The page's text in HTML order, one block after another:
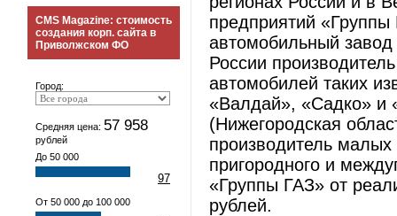
CMS Magazine: стоимость
создания корп. сайта в
Приволжском ФО
Город:
Средняя цена: 57 958
рублей
До 50 000
97
От 50 000 до 100 000
предприятий
автомобильный
России
автомобилей таких
«Валдай», «Садко» и
(Нижегородская
производитель малых
пригородного и
«Группы ГАЗ» от
рублей.